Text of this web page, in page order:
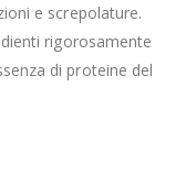
e screpolature.
rigorosamente
di proteine del